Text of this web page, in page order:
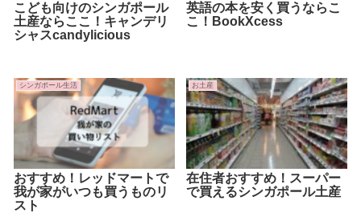
こども向けのシンガポール
土産ならここ！キャンデリ
シャスcandylicious
英語の本を安く買うならこ
こ！BookXcess
シンガポール生活
おすすめ！レッドマートで
我が家がいつも買うものリ
スト
お土産
在住者おすすめ！スーパー
で買えるシンガポール土産